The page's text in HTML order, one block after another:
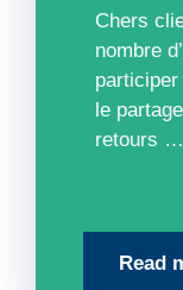
Chers
nombre
le
retours …
Read